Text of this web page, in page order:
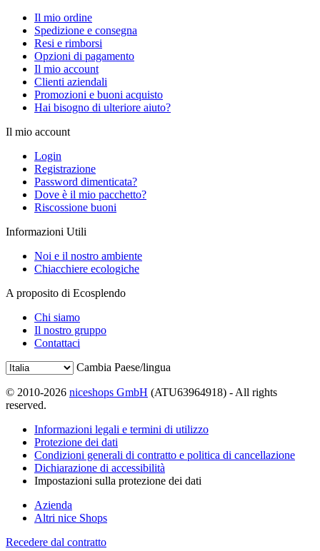
Il mio ordine
Spedizione e consegna
Resi e rimborsi
Opzioni di pagamento
Il mio account
Clienti aziendali
Promozioni e buoni acquisto
Hai bisogno di ulteriore aiuto?
Il mio account
Login
Registrazione
Password dimenticata?
Dove è il mio pacchetto?
Riscossione buoni
Informazioni Utili
Noi e il nostro ambiente
Chiacchiere ecologiche
A proposito di Ecosplendo
Chi siamo
Il nostro gruppo
Contattaci
Cambia Paese/lingua
© 2010-2026 niceshops GmbH (ATU63964918) - All rights
reserved.
Informazioni legali e termini di utilizzo
Protezione dei dati
Condizioni generali di contratto e politica di cancellazione
Dichiarazione di accessibilità
Impostazioni sulla protezione dei dati
Azienda
Altri nice Shops
Recedere dal contratto